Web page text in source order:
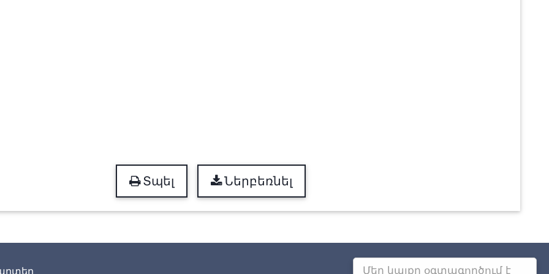
Մեր կայքը օգտագործում է
Տպել Ներբեռնել
Այլ քաղաքներում